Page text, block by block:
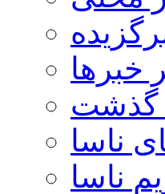
خبرها
گذشت
ناسا
ناسا